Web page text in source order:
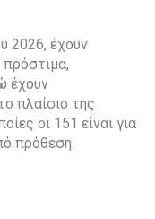
2026, έχουν
πρόστιμα,
έχουν
πλαίσιο της
οι 151 είναι για
πρόθεση.